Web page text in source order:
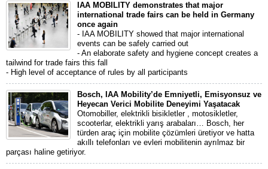
IAA MOBILITY demonstrates that major
international trade fairs can be held in Germany
once again
- IAA MOBILITY showed that major international
events can be safely carried out
- An elaborate safety and hygiene concept creates a
tailwind for trade fairs this fall
- High level of acceptance of rules by all participants
Bosch, IAA Mobility’de Emniyetli, Emisyonsuz ve
Heyecan Verici Mobilite Deneyimi Yaşatacak
Otomobiller, elektrikli bisikletler , motosikletler,
scooterlar, elektrikli yarış arabaları… Bosch, her
türden araç için mobilite çözümleri üretiyor ve hatta
akıllı telefonları ve evleri mobilitenin ayrılmaz bir
parçası haline getiriyor.